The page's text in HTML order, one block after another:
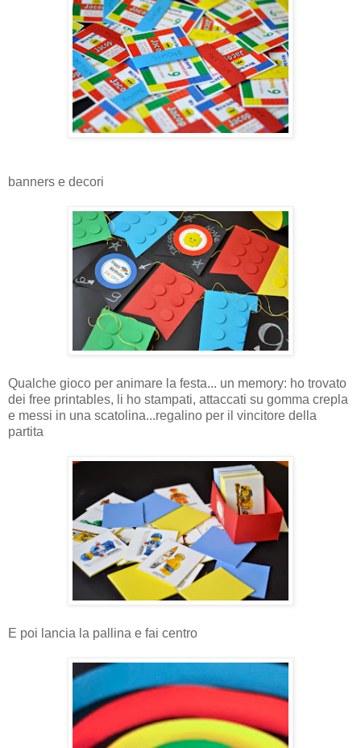
banners e decori
Qualche gioco per animare la festa... un memory: ho trovato
dei free printables, li ho stampati, attaccati su gomma crepla
e messi in una scatolina...regalino per il vincitore della
partita
E poi lancia la pallina e fai centro